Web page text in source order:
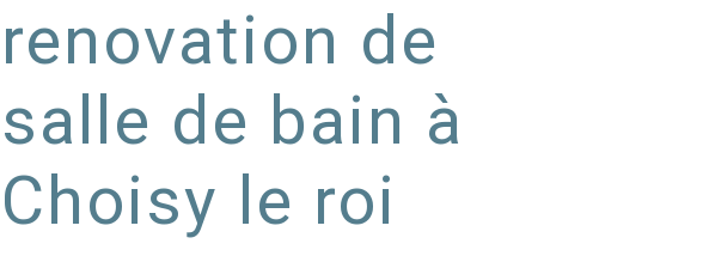
renovation de
salle de bain à
Choisy le roi